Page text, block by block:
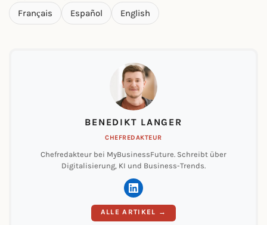
Français Español English
BENEDIKT LANGER
CHEFREDAKTEUR
Chefredakteur bei MyBusinessFuture. Schreibt über
Digitalisierung, KI und Business-Trends.
ALLE ARTIKEL →